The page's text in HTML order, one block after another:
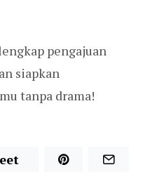
pengajuan
siapkan
tanpa drama!